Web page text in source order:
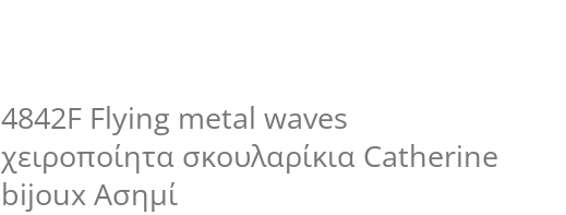
4842F Flying metal waves
χειροποίητα σκουλαρίκια Catherine
bijoux Ασημί